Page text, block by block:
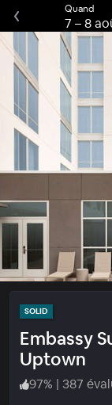
Quand
7 –8
SOLID
Embassy
Uptown
97% | 387